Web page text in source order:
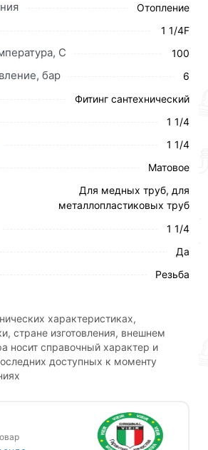
в корзину»
или нажмите на
. Также можете оформить
цены на товар Американка
и области.
менеджеры обработают
Вами для согласования условий
оформлением
и отзывами.
сертифицирован,
в течение 30 дней (наличие чека
Отопление
1 1/4F
C 100
бар 6
Фитинг сантехнический
1 1/4
1 1/4
Матовое
Для медных труб, для
металлопластиковых труб
1 1/4
Да
Резьба
характеристиках,
стране изготовления, внешнем
носит справочный характер и
доступных к моменту